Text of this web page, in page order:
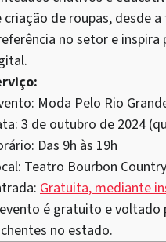
criação de roupas, desde
no setor e
Moda Pelo Rio
3 de outubro de 2024
Das 9h às 19h
Teatro Bourbon
Gratuita, mediante
é gratuito e
no estado.